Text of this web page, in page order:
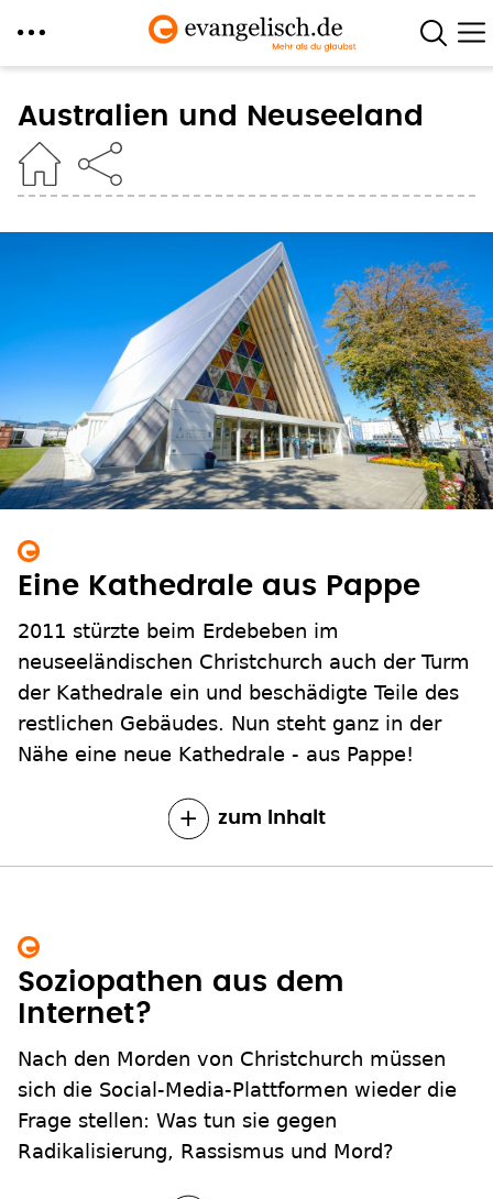
zum
Inhalt
Australien und Neuseeland
Eine Kathedrale aus Pappe
2011 stürzte beim Erdebeben im
neuseeländischen Christchurch auch der Turm
der Kathedrale ein und beschädigte Teile des
restlichen Gebäudes. Nun steht ganz in der
Nähe eine neue Kathedrale - aus Pappe!
zum Inhalt
Soziopathen aus dem
Internet?
Nach den Morden von Christchurch müssen
sich die Social-Media-Plattformen wieder die
Frage stellen: Was tun sie gegen
Radikalisierung, Rassismus und Mord?